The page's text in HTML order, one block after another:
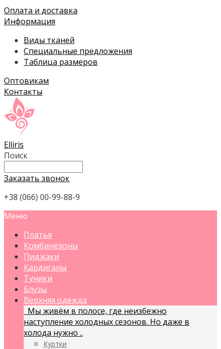
Оплата и доставка
Информация
Виды тканей
Специальные предложения
Таблица размеров
Оптовикам
Контакты
Elliris
Поиск
Заказать звонок
+38 (066) 00-99-88-9
Меню
Платья
Комбинезоны
Пиджаки
Кардиганы
Туники
Блузы
Верхняя одежда
Мы живём в полосе, где неизбежно
наступление холодных сезонов. Но даже в
холода нужно ..
Куртки